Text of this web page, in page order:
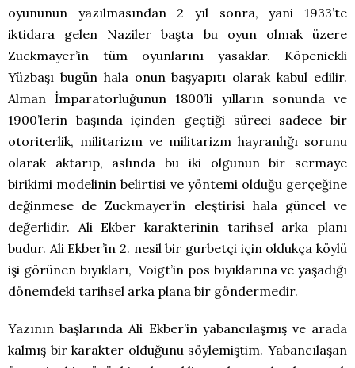
oyununun yazılmasından 2 yıl sonra, yani 1933’te
iktidara gelen Naziler başta bu oyun olmak üzere
Zuckmayer’in tüm oyunlarını yasaklar. Köpenickli
Yüzbaşı bugün hala onun başyapıtı olarak kabul edilir.
Alman İmparatorluğunun 1800’li yılların sonunda ve
1900’lerin başında içinden geçtiği süreci sadece bir
otoriterlik, militarizm ve militarizm hayranlığı sorunu
olarak aktarıp, aslında bu iki olgunun bir sermaye
birikimi modelinin belirtisi ve yöntemi olduğu gerçeğine
değinmese de Zuckmayer’in eleştirisi hala güncel ve
değerlidir. Ali Ekber karakterinin tarihsel arka planı
budur. Ali Ekber’in 2. nesil bir gurbetçi için oldukça köylü
işi görünen bıyıkları, Voigt’in pos bıyıklarına ve yaşadığı
dönemdeki tarihsel arka plana bir göndermedir.
Yazının başlarında Ali Ekber’in yabancılaşmış ve arada
kalmış bir karakter olduğunu söylemiştim. Yabancılaşan